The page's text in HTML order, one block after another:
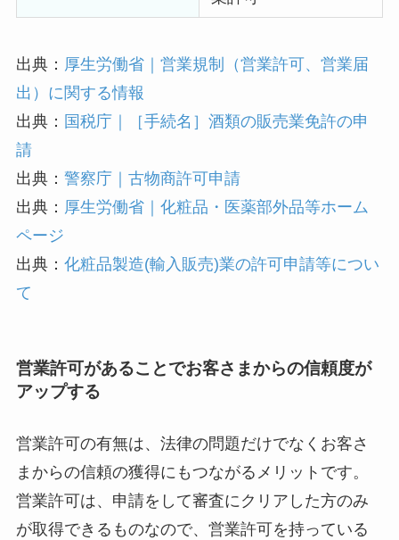
出典： 厚生労働省｜営業規制（営業許可、営業届
出）に関する情報
出典： 国税庁｜［手続名］酒類の販売業免許の申
請
出典： 警察庁｜古物商許可申請
出典： 厚生労働省｜化粧品・医薬部外品等ホーム
ページ
出典： 化粧品製造(輸入販売)業の許可申請等につい
て
営業許可があることでお客さまからの信頼度が
アップする
営業許可の有無は、法律の問題だけでなくお客さ
まからの信頼の獲得にもつながるメリットです。
営業許可は、申請をして審査にクリアした方のみ
が取得できるものなので、営業許可を持っている